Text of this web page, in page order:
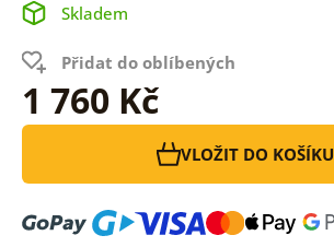
Skladem
Přidat do oblíbených
1 760 Kč
VLOŽIT DO KOŠÍKU